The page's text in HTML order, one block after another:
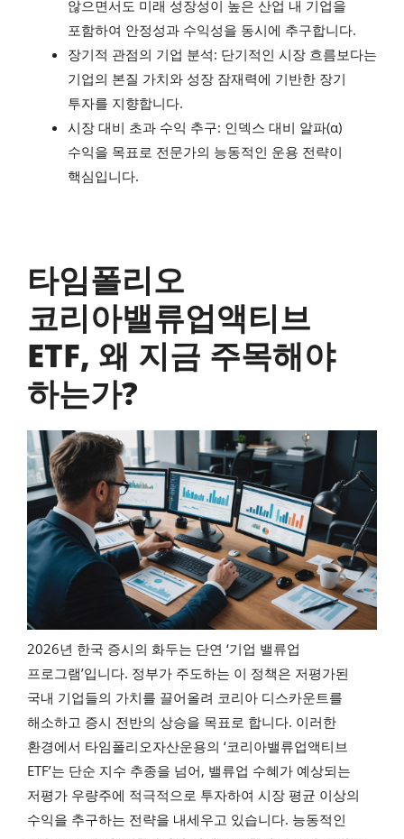
않으면서도 미래 성장성이 높은 산업 내 기업을
포함하여 안정성과 수익성을 동시에 추구합니다.
장기적 관점의 기업 분석: 단기적인 시장 흐름보다는
기업의 본질 가치와 성장 잠재력에 기반한 장기
투자를 지향합니다.
시장 대비 초과 수익 추구: 인덱스 대비 알파(α)
수익을 목표로 전문가의 능동적인 운용 전략이
핵심입니다.
타임폴리오
코리아밸류업액티브
ETF, 왜 지금 주목해야
하는가?
2026년 한국 증시의 화두는 단연 ‘기업 밸류업
프로그램’입니다. 정부가 주도하는 이 정책은 저평가된
국내 기업들의 가치를 끌어올려 코리아 디스카운트를
해소하고 증시 전반의 상승을 목표로 합니다. 이러한
환경에서 타임폴리오자산운용의 ‘코리아밸류업액티브
ETF’는 단순 지수 추종을 넘어, 밸류업 수혜가 예상되는
저평가 우량주에 적극적으로 투자하여 시장 평균 이상의
수익을 추구하는 전략을 내세우고 있습니다. 능동적인